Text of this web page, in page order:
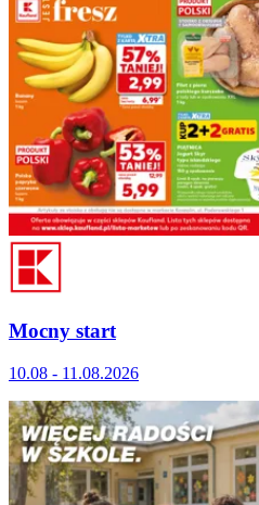
Mocny start
10.08 - 11.08.2026